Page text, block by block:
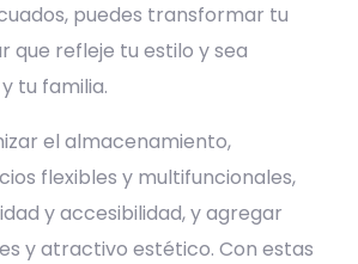
puedes transformar tu
que refleje tu estilo y sea
tu familia.
el almacenamiento,
flexibles y multifuncionales,
y accesibilidad, y agregar
y atractivo estético. Con estas